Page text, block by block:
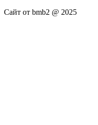
Сайт от bmb2 @ 2025